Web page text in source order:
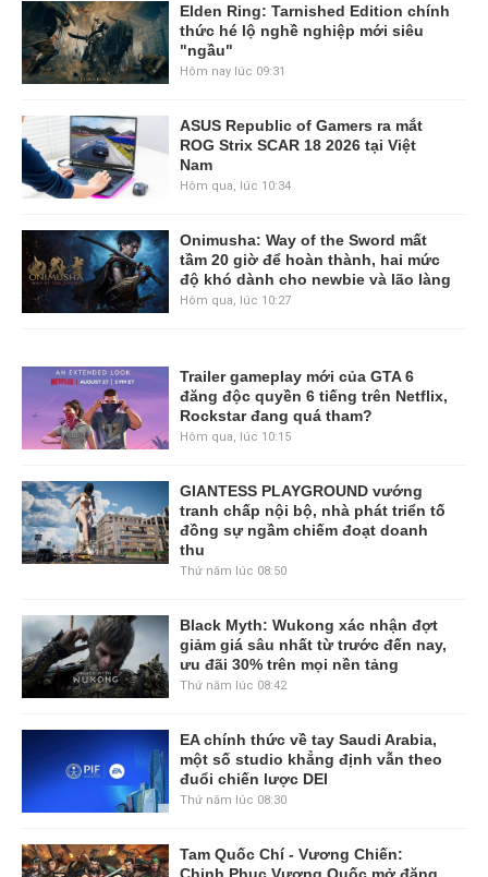
Elden Ring: Tarnished Edition chính
thức hé lộ nghề nghiệp mới siêu
"ngầu"
Hôm nay lúc 09:31
ASUS Republic of Gamers ra mắt
ROG Strix SCAR 18 2026 tại Việt
Nam
Hôm qua, lúc 10:34
Onimusha: Way of the Sword mất
tầm 20 giờ để hoàn thành, hai mức
độ khó dành cho newbie và lão làng
Hôm qua, lúc 10:27
Trailer gameplay mới của GTA 6
đăng độc quyền 6 tiếng trên Netflix,
Rockstar đang quá tham?
Hôm qua, lúc 10:15
GIANTESS PLAYGROUND vướng
tranh chấp nội bộ, nhà phát triển tố
đồng sự ngầm chiếm đoạt doanh
thu
Thứ năm lúc 08:50
Black Myth: Wukong xác nhận đợt
giảm giá sâu nhất từ trước đến nay,
ưu đãi 30% trên mọi nền tảng
Thứ năm lúc 08:42
EA chính thức về tay Saudi Arabia,
một số studio khẳng định vẫn theo
đuổi chiến lược DEI
Thứ năm lúc 08:30
Tam Quốc Chí - Vương Chiến: